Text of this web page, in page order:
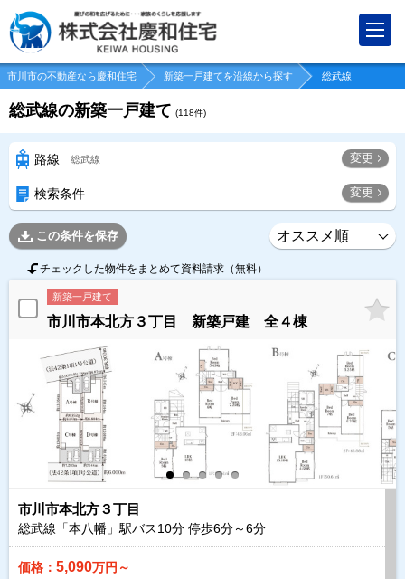
市川市の不動産なら慶和住宅 新築一戸建てを沿線から探す 総武線
総武線の新築一戸建て (118件)
路線 総武線 変更
検索条件 変更
この条件を保存
チェックした物件をまとめて資料請求（無料）
新築一戸建て
市川市本北方３丁目 新築戸建 全４棟
市川市本北方３丁目
総武線「本八幡」駅バス10分 停歩6分～6分
価格： 5,090万円～